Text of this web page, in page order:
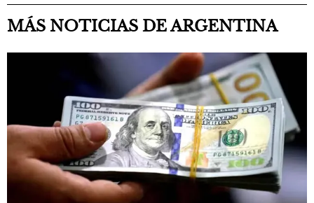
MÁS NOTICIAS DE ARGENTINA